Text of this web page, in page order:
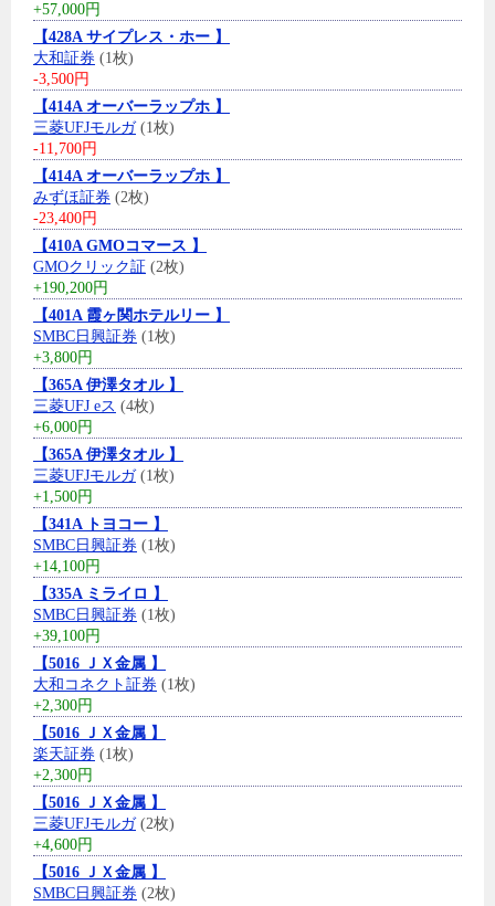
+57,000円
【428A サイプレス・ホー 】
大和証券 (1枚)
-3,500円
【414A オーバーラップホ 】
三菱UFJモルガ(1枚)
-11,700円
【414A オーバーラップホ 】
みずほ証券 (2枚)
-23,400円
【410A GMOコマース 】
GMOクリック証 (2枚)
+190,200円
【401A 霞ヶ関ホテルリー 】
SMBC日興証券 (1枚)
+3,800円
【365A 伊澤タオル 】
三菱UFJ eス (4枚)
+6,000円
【365A 伊澤タオル 】
三菱UFJモルガ(1枚)
+1,500円
【341A トヨコー 】
SMBC日興証券 (1枚)
+14,100円
【335A ミライロ 】
SMBC日興証券 (1枚)
+39,100円
【5016 ＪＸ金属 】
大和コネクト証券 (1枚)
+2,300円
【5016 ＪＸ金属 】
楽天証券 (1枚)
+2,300円
【5016 ＪＸ金属 】
三菱UFJモルガ(2枚)
+4,600円
【5016 ＪＸ金属 】
SMBC日興証券 (2枚)